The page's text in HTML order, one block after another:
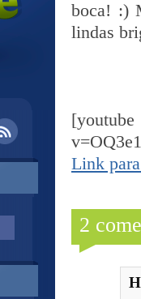
boca! :)
lindas
Link
2